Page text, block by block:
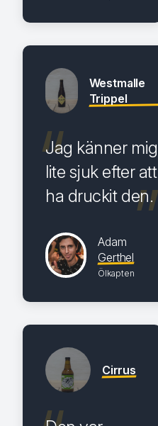
Westmalle
Trippel
Jag känner mig
lite sjuk efter att
ha druckit den.
Adam
Gerthel
Ölkapten
Cirrus